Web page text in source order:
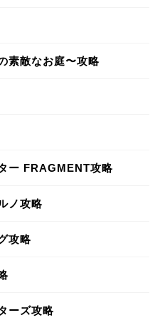
素敵なお庭〜攻略
ー FRAGMENT攻略
ノ攻略
攻略
ーズ攻略